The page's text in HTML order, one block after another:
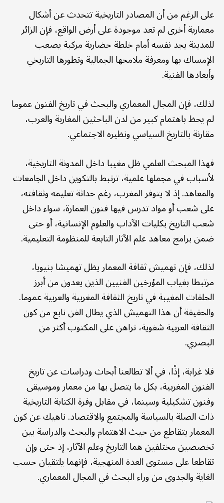
على الرغم من أن المصادر التاريخية تتحدث عن أشكال
معمارية أخرى لم تعد موجودة على أرض الواقع، فإن الزائر
للمدينة يجد نفسه أمام خلطة حضارية مركبة يصعب
الإمساك بها ومعرفة ملامحها الجمالية وتطورها التاريخي
وأبعادها الفنية.
لذلك، فإن المجال المعماري والبحث في تاريخ الفنون عموما
لم يحظ باهتمام كبير من لدن الباحثين المغاربة والعرب،
مقارنة بالتاريخ السياسي ونظيره الاجتماعي.
فهذا المبحث العلمي ظل مغيبا داخل المدونة التاريخية،
لأسباب في مجملها علمية، ترتبط بالتكوين داخل الجامعات
والمعاهد. إذ لا يتوفر المغرب، رغم حداثة تعليمه وثقافته،
على شعب أو مواد تدرس فيها فنون العمارة، سواء داخل
شعب التاريخ بكليات الآداب والعلوم الإنسانية، أو حتى
ضمن برامج معاهد علم الآثار التابعة للمنظومة التعليمية.
لذلك، فإن تهميش ثقافة المعمار يظل تهميشا بنيويا،
مرتبطا بغياب المؤرخين الفنيين الذين يعدون من أبرز
الحلقات المغيبة في تاريخ الثقافة المغربية والعربية عموما.
والحقيقة أن هذا التهميش الذي يطال الفن نابع من كون
الثقافة العربية شفوية، تراهن على المكتوب أكثر من
البصري.
فلا غرابة، إذًا، في ألا تطالعنا أبحاث ودراسات عن تاريخ
الفنون المغربية، بكل ما يتصل بها من معمار وموسيقى
وفنون تشكيلية وسينما، في مقابل وفرة الكتابة التاريخية
ذات الصلة بالسياسة والمجتمع والاقتصاد. ناهيك عن كون
المعمار يتقاطع من حيث الاهتمام والبحث والدراسة بين
تخصصين مختلفين هما التاريخ وعلم الآثار، إذ حتى وإن
تقاطعا على مستوى العدة المنهجية، فإنهما يلتقيان حسب
الغاية والجدوى من وراء البحث في المجال المعماري.